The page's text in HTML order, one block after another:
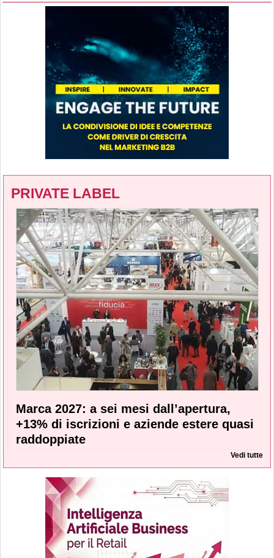
PRIVATE LABEL
Marca 2027: a sei mesi dall’apertura,
+13% di iscrizioni e aziende estere quasi
raddoppiate
Vedi tutte